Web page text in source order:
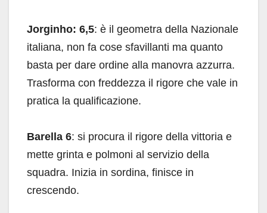
Jorginho: 6,5: è il geometra della Nazionale
italiana, non fa cose sfavillanti ma quanto
basta per dare ordine alla manovra azzurra.
Trasforma con freddezza il rigore che vale in
pratica la qualificazione.
Barella 6: si procura il rigore della vittoria e
mette grinta e polmoni al servizio della
squadra. Inizia in sordina, finisce in
crescendo.